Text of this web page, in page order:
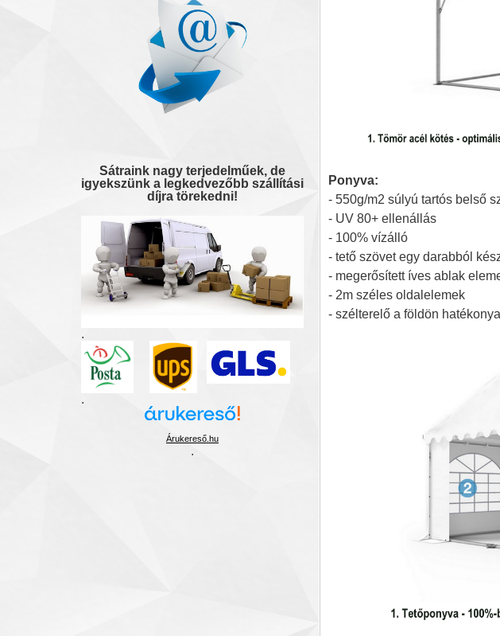
Sátraink nagy terjedelműek, de
igyekszünk a legkedvezőbb szállítási
díjra törekedni!
.
.
Árukereső.hu
.
Ponyva:
- 550g/m2 súlyú tartós belső
- UV 80+ ellenállás
- 100% vízálló
- tető szövet egy darabból
- megerősített íves ablak
- 2m széles oldalelemek
- szélterelő a földön